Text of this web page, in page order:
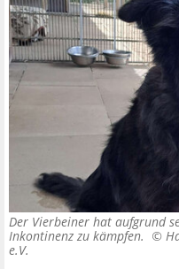
Der Vierbeiner hat aufgrund
Inkontinenz zu kämpfen. ©
e.V.